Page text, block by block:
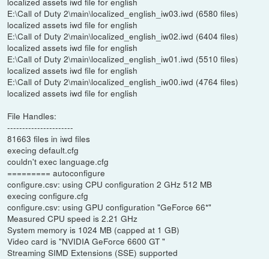
E:\Call of Duty 2\main\localized_english_iw03.iwd (6580 files)
localized assets iwd file for english
E:\Call of Duty 2\main\localized_english_iw02.iwd (6404 files)
localized assets iwd file for english
E:\Call of Duty 2\main\localized_english_iw01.iwd (5510 files)
localized assets iwd file for english
E:\Call of Duty 2\main\localized_english_iw00.iwd (4764 files)
localized assets iwd file for english
File Handles:
----------------------
81663 files in iwd files
execing default.cfg
couldn't exec language.cfg
========= autoconfigure
configure.csv: using CPU configuration 2 GHz 512 MB
execing configure.cfg
configure.csv: using GPU configuration "GeForce 66*"
Measured CPU speed is 2.21 GHz
System memory is 1024 MB (capped at 1 GB)
Video card is "NVIDIA GeForce 6600 GT "
Streaming SIMD Extensions (SSE) supported